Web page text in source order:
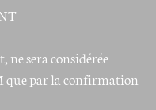
ne sera considérée
que par la confirmation